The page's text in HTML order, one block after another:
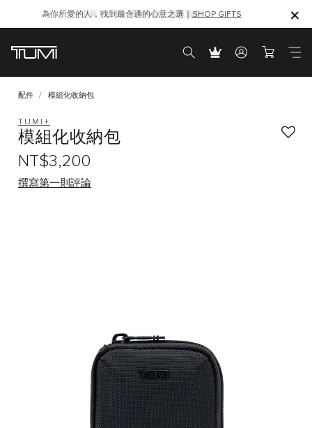
SHOP GIFTS
全新 Ventra 系列｜線上獨家販售
為你所愛的人，找到最合適的心意之選｜SHOP GIFTS
配件 模組化收納包
TUMI+
模組化收納包
NT$3,200
撰寫第一則評論